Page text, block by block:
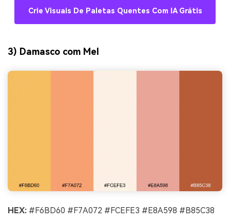
Crie Visuais De Paletas Quentes Com IA Grátis
3) Damasco com Mel
HEX: #F6BD60 #F7A072 #FCEFE3 #E8A598 #B85C38